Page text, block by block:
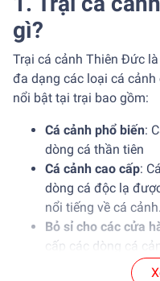
gì?
Trại cá cảnh Thiên Đức
đa dạng các loại cá
nổi bật tại trại bao gồm:
Cá cảnh phổ biến:
dòng cá thần tiên
Cá cảnh cao cấp:
dòng cá độc lạ
nổi tiếng về cá cảnh.
Bỏ sỉ cho các cửa
cấp các dòng cá
ưu đãi, cá cảnh sức